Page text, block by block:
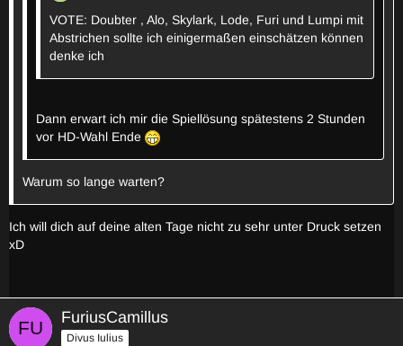
VOTE: Doubter , Alo, Skylark, Lode, Furi und Lumpi mit
Abstrichen sollte ich einigermaßen einschätzen können
denke ich
Dann erwart ich mir die Spiellösung spätestens 2 Stunden
vor HD-Wahl Ende
Warum so lange warten?
Ich will dich auf deine alten Tage nicht zu sehr unter Druck setzen
xD
FuriusCamillus
Divus Iulius